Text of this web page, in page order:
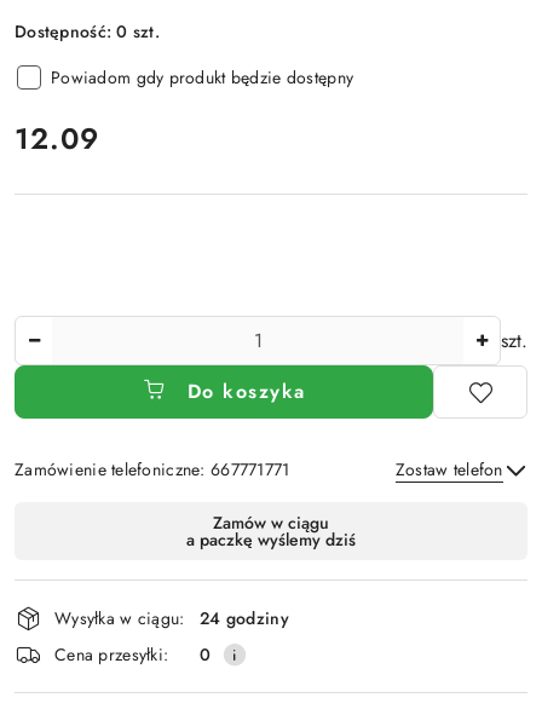
Dostępność:0 szt.
Powiadom gdy produkt będzie dostępny
cena:
12.09
szt.
Do koszyka
Zamówienie telefoniczne: 667771771 Zostaw telefon
Wyślij
dostawa
Zamów w ciągu
a paczkę wyślemy dziś
Wysyłka w ciągu:
24 godziny
Cena przesyłki:
0